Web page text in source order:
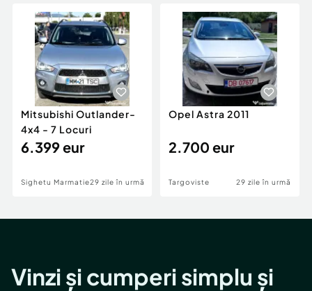
Servicii
Animale de companie
Afaceri și echipamente profesionale
Inchiriere Bunuri si Vehicule
Utilaje agricole si industriale
Piese auto si accesorii
Dacia Duster
Mitsubishi Outlander-
4x4 - 7 Locuri
6.399 eur
Sighetu Marmatiei29 zile în urmă
Opel Astra 2011
2.700 eur
Targoviste 29 zile în urmă
Vinzi și cumperi simplu și